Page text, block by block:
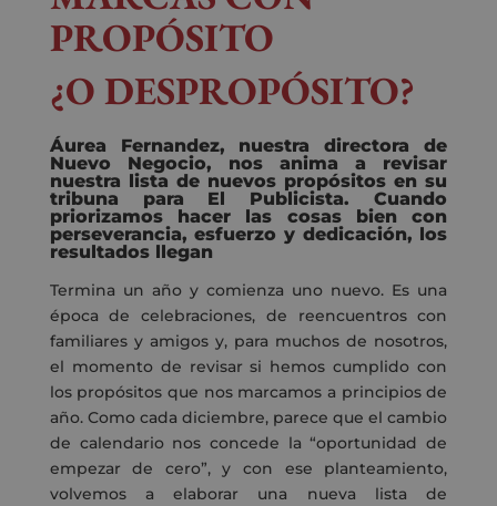
PROPÓSITO
¿O DESPROPÓSITO?
Áurea Fernandez, nuestra directora de
Nuevo Negocio, nos anima a revisar
nuestra lista de nuevos propósitos en su
tribuna para El Publicista. Cuando
priorizamos hacer las cosas bien con
perseverancia, esfuerzo y dedicación, los
resultados llegan
Termina un año y comienza uno nuevo. Es una
época de celebraciones, de reencuentros con
familiares y amigos y, para muchos de nosotros,
el momento de revisar si hemos cumplido con
los propósitos que nos marcamos a principios de
año. Como cada diciembre, parece que el cambio
de calendario nos concede la “oportunidad de
empezar de cero”, y con ese planteamiento,
volvemos a elaborar una nueva lista de